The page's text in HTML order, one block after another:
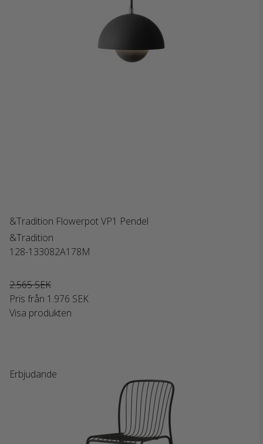
&Tradition Flowerpot VP1 Pendel
&Tradition
128-133082A178M
2.565 SEK
Pris från 1.976 SEK
Visa produkten
Erbjudande